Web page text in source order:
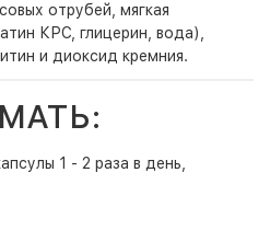
отрубей, мягкая
КРС, глицерин, вода),
и диоксид кремния.
1 - 2 раза в день,